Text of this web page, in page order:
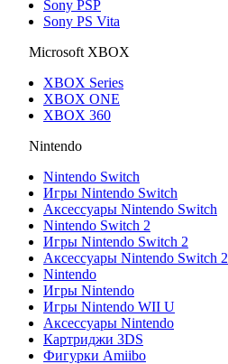
Sony PSP
Sony PS Vita
Microsoft XBOX
XBOX Series
XBOX ONE
XBOX 360
Nintendo
Nintendo Switch
Игры Nintendo Switch
Аксессуары Nintendo Switch
Nintendo Switch 2
Игры Nintendo Switch 2
Аксессуары Nintendo Switch 2
Nintendo
Игры Nintendo
Игры Nintendo WII U
Аксессуары Nintendo
Картриджи 3DS
Фигурки Amiibo